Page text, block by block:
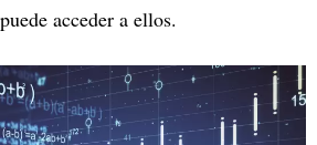
acceder a ellos.